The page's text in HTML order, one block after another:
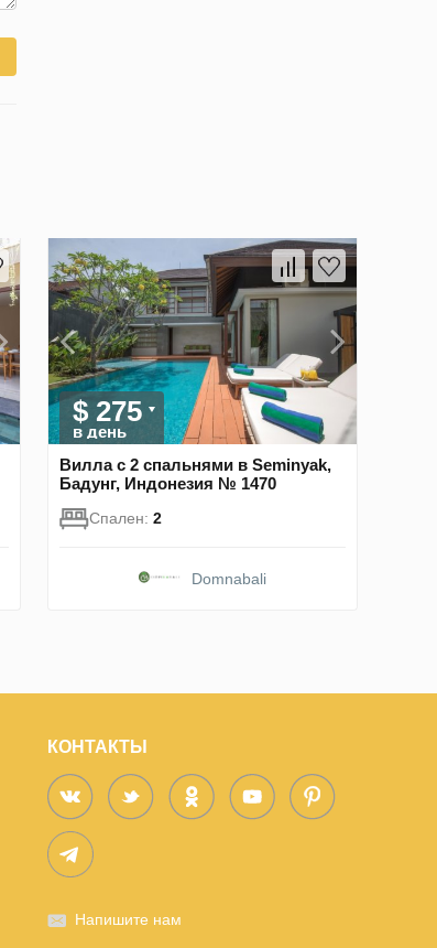
$ 275
в день
Вилла с 2 спальнями в Seminyak,
Бадунг, Индонезия № 1470
Спален: 2
Domnabali
КОНТАКТЫ
Напишите нам